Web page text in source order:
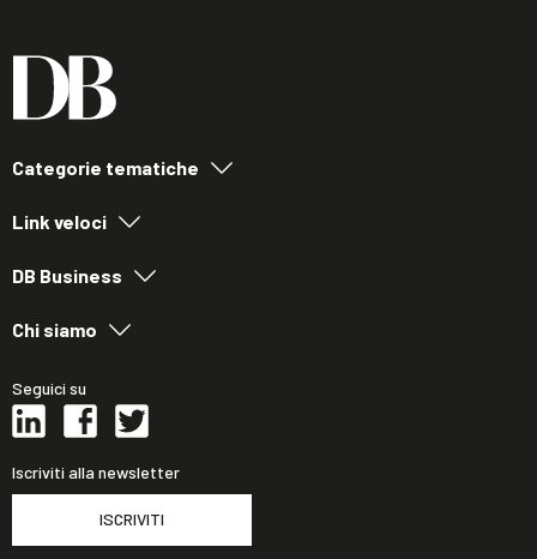
Categorie tematiche
Link veloci
DB Business
Chi siamo
Seguici su
Iscriviti alla newsletter
ISCRIVITI